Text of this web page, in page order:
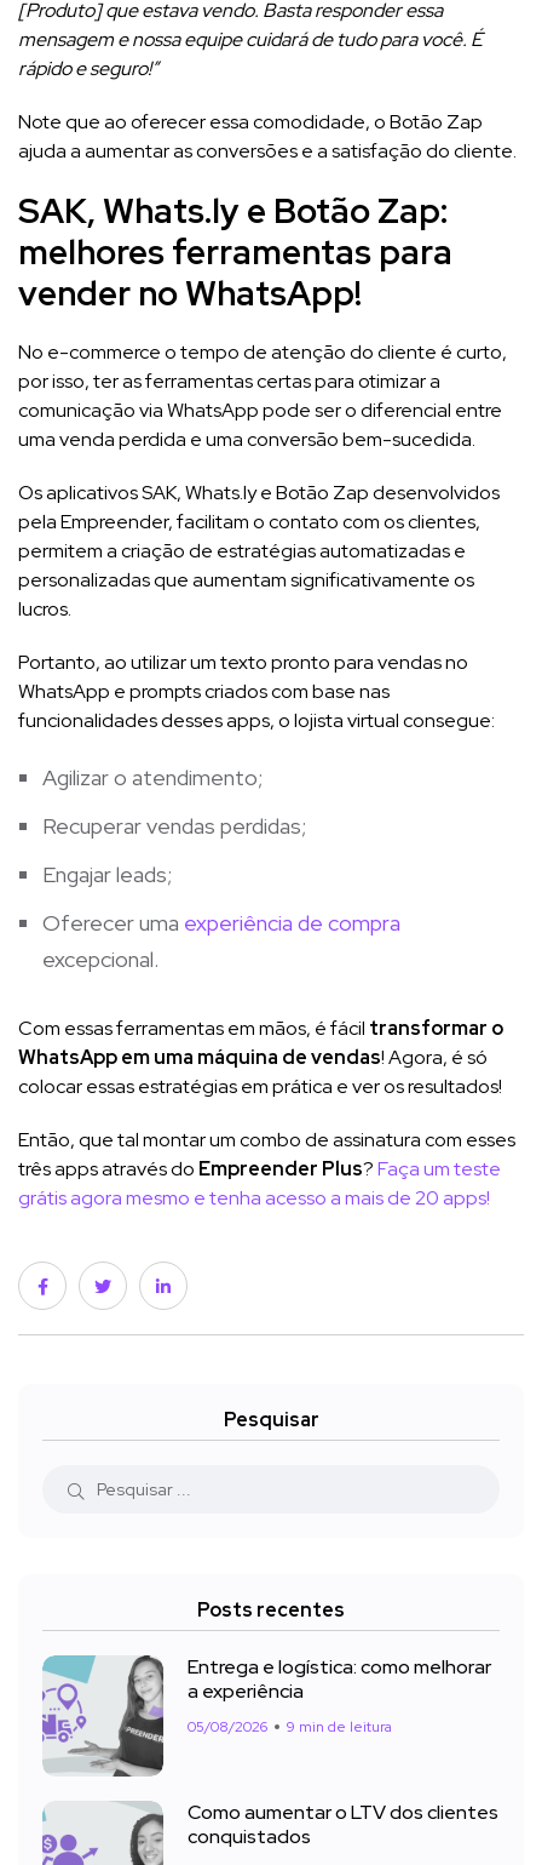
[Produto] que estava vendo. Basta responder essa
mensagem e nossa equipe cuidará de tudo para você. É
rápido e seguro!”
Note que ao oferecer essa comodidade, o Botão Zap
ajuda a aumentar as conversões e a satisfação do cliente.
SAK, Whats.ly e Botão Zap:
melhores ferramentas para
vender no WhatsApp!
No e-commerce o tempo de atenção do cliente é curto,
por isso, ter as ferramentas certas para otimizar a
comunicação via WhatsApp pode ser o diferencial entre
uma venda perdida e uma conversão bem-sucedida.
Os aplicativos SAK, Whats.ly e Botão Zap desenvolvidos
pela Empreender, facilitam o contato com os clientes,
permitem a criação de estratégias automatizadas e
personalizadas que aumentam significativamente os
lucros.
Portanto, ao utilizar um texto pronto para vendas no
WhatsApp e prompts criados com base nas
funcionalidades desses apps, o lojista virtual consegue:
Agilizar o atendimento;
Recuperar vendas perdidas;
Engajar leads;
Oferecer uma experiência de compra
excepcional.
Com essas ferramentas em mãos, é fácil transformar o
WhatsApp em uma máquina de vendas! Agora, é só
colocar essas estratégias em prática e ver os resultados!
Então, que tal montar um combo de assinatura com esses
três apps através do Empreender Plus?Faça um teste
grátis agora mesmo e tenha acesso a mais de 20 apps!
Pesquisar
Posts recentes
Entrega e logística: como melhorar
a experiência
05/08/2026 9 min de leitura
Como aumentar o LTV dos clientes
conquistados